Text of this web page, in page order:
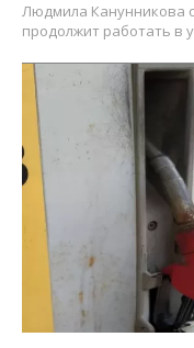
Людмила Канунникова
продолжит работать в